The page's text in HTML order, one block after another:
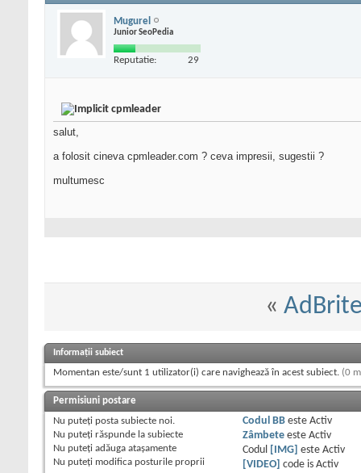
Mugurel
Junior SeoPedia
Reputatie: 29
cpmleader
salut,
a folosit cineva cpmleader.com ? ceva impresii, sugestii ?
multumesc
«
Informații subiect
Momentan este/sunt 1 utilizator(i) care navighează în acest subiect. (0
Permisiuni postare
Nu puteţi posta subiecte noi.
Nu puteţi răspunde la subiecte
Nu puteţi adăuga ataşamente
Nu puteţi modifica posturile proprii
Codul BBeste Activ
Zâmbeteeste Activ
Codul
[IMG] este Activ
[VIDEO]
code is Activ